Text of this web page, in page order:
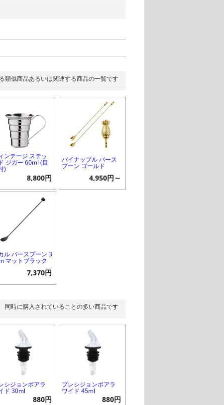
類似商品あるいは関連する商品の一覧です
ンテージ ステッ
ジガー 60ml (目
)
8,800円
パイナップル バース
プーン ゴールド
4,950円～
ル バースプーン 3
マットブラック
7,370円
同時に購入されていることの多い商品です
シジョンポアラ
ド 30ml
880円
プレシジョンポアラ
ワイド 45ml
880円